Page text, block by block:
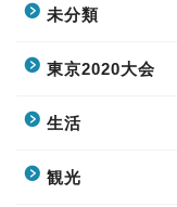
未分類
東京2020大会
生活
観光